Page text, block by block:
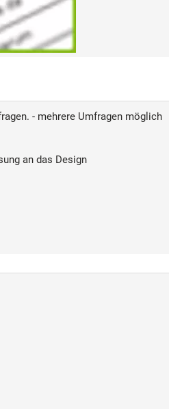
- mehrere Umfragen möglich
an das Design